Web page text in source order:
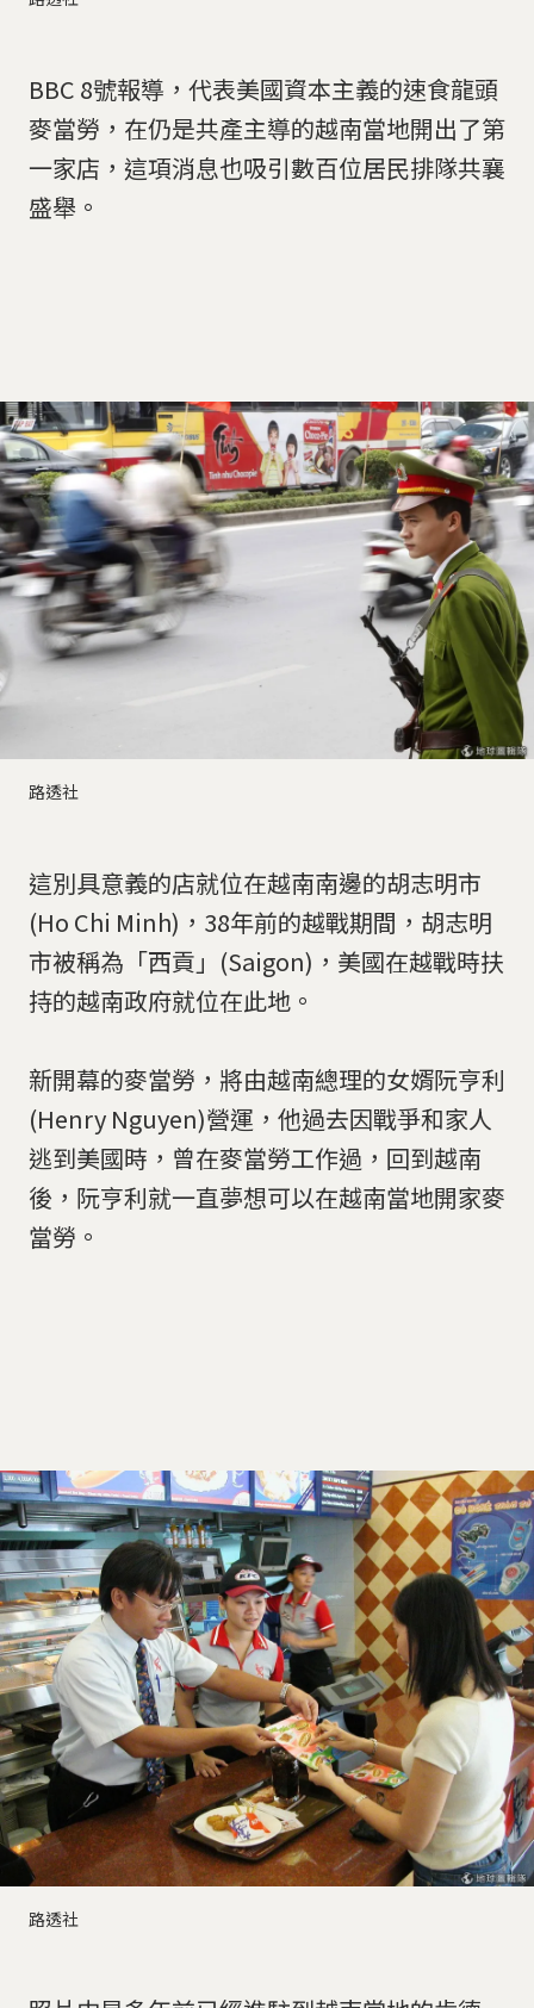
BBC 8號報導，代表美國資本主義的速食龍頭
麥當勞，在仍是共產主導的越南當地開出了第
一家店，這項消息也吸引數百位居民排隊共襄
盛舉。
路透社
這別具意義的店就位在越南南邊的胡志明市
(Ho Chi Minh)，38年前的越戰期間，胡志明
市被稱為「西貢」(Saigon)，美國在越戰時扶
持的越南政府就位在此地。
新開幕的麥當勞，將由越南總理的女婿阮亨利
(Henry Nguyen)營運，他過去因戰爭和家人
逃到美國時，曾在麥當勞工作過，回到越南
後，阮亨利就一直夢想可以在越南當地開家麥
當勞。
路透社